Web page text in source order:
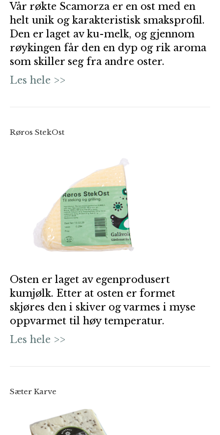
Vår røkte Scamorza er en ost med en
helt unik og karakteristisk smaksprofil.
Den er laget av ku-melk, og gjennom
røykingen får den en dyp og rik aroma
som skiller seg fra andre oster.
Les hele >>
Røros StekOst
Osten er laget av egenprodusert
kumjølk. Etter at osten er formet
skjøres den i skiver og varmes i myse
oppvarmet til høy temperatur.
Les hele >>
Sæter Karve